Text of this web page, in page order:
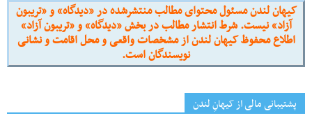
کیهان لندن مسئول محتوای مطالب منتشرشده در «دیدگاه» و «تریبون
آزاد» نیست. شرط انتشار مطالب در بخش «دیدگاه» و «تریبون آزاد»
اطلاع محفوظ کیهان لندن از مشخصات واقعی و محل اقامت و نشانی
نویسندگان است.
پشتیبانی مالی از کیهانِ لندن